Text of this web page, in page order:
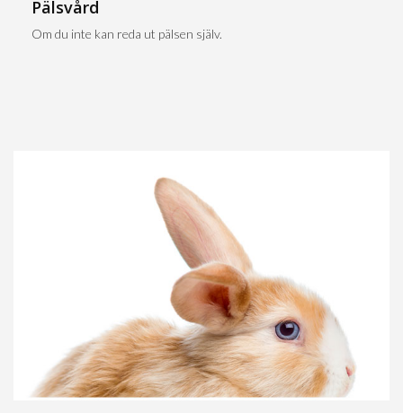
Pälsvård
Om du inte kan reda ut pälsen själv.